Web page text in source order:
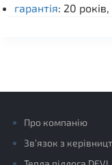
гарантія: 20
Про компанію
Зв’язок з